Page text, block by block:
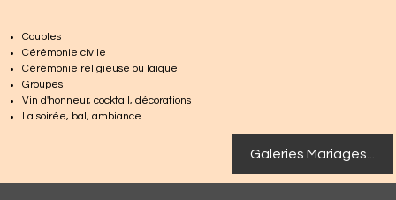
Couples
Cérémonie civile
Cérémonie religieuse ou laïque
Groupes
Vin d'honneur, cocktail, décorations
La soirée, bal, ambiance
Galeries Mariages...